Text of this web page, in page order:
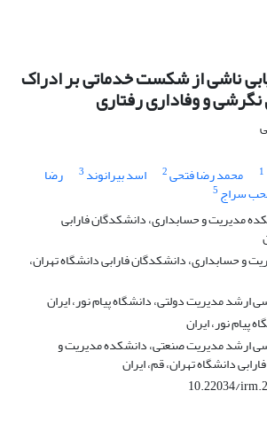
ناشی از شکست خدماتی بر ادراک
و وفاداری رفتاری
1 محمد رضا فتحی2 اسد بیرانوند 3 رضا
سراج 5
مدیریت و حسابداری، دانشکدگان فارابی
و حسابداری، دانشکدگان فارابی دانشگاه تهران،
مدیریت دولتی، دانشگاه پیام نور، ایران
نور، ایران
ارشد مدیریت صنعتی، دانشکده مدیریت و
دانشگاه تهران، قم، ایران
10.22034/